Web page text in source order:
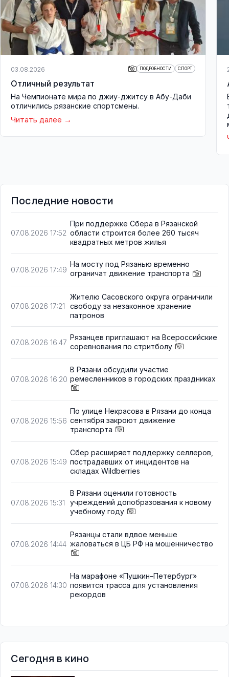
03.08.2026 ПОДРОБНОСТИ СПОРТ
Отличный результат
На Чемпионате мира по джиу-джитсу в Абу-Даби
отличились рязанские спортсмены.
Читать далее
Последние новости
07.08.2026 17:52
При поддержке Сбера в Рязанской
области строится более 260 тысяч
квадратных метров жилья
07.08.2026 17:49
На мосту под Рязанью временно
ограничат движение транспорта
07.08.2026 17:21
Жителю Сасовского округа ограничили
свободу за незаконное хранение
патронов
07.08.2026 16:47
Рязанцев приглашают на Всероссийские
соревнования по стритболу
07.08.2026 16:20
В Рязани обсудили участие
ремесленников в городских праздниках
07.08.2026 15:56
По улице Некрасова в Рязани до конца
сентября закроют движение
транспорта
07.08.2026 15:49
Сбер расширяет поддержку селлеров,
пострадавших от инцидентов на
складах Wildberries
07.08.2026 15:31
В Рязани оценили готовность
учреждений допобразования к новому
учебному году
07.08.2026 14:44
Рязанцы стали вдвое меньше
жаловаться в ЦБ РФ на мошенничество
07.08.2026 14:30
На марафоне «Пушкин–Петербург»
появится трасса для установления
рекордов
Сегодня в кино